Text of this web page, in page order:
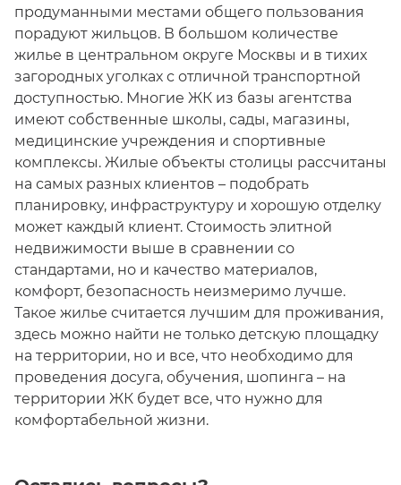
продуманными местами общего пользования
порадуют жильцов. В большом количестве
жилье в центральном округе Москвы и в тихих
загородных уголках с отличной транспортной
доступностью. Многие ЖК из базы агентства
имеют собственные школы, сады, магазины,
медицинские учреждения и спортивные
комплексы. Жилые объекты столицы рассчитаны
на самых разных клиентов – подобрать
планировку, инфраструктуру и хорошую отделку
может каждый клиент. Стоимость элитной
недвижимости выше в сравнении со
стандартами, но и качество материалов,
комфорт, безопасность неизмеримо лучше.
Такое жилье считается лучшим для проживания,
здесь можно найти не только детскую площадку
на территории, но и все, что необходимо для
проведения досуга, обучения, шопинга – на
территории ЖК будет все, что нужно для
комфортабельной жизни.